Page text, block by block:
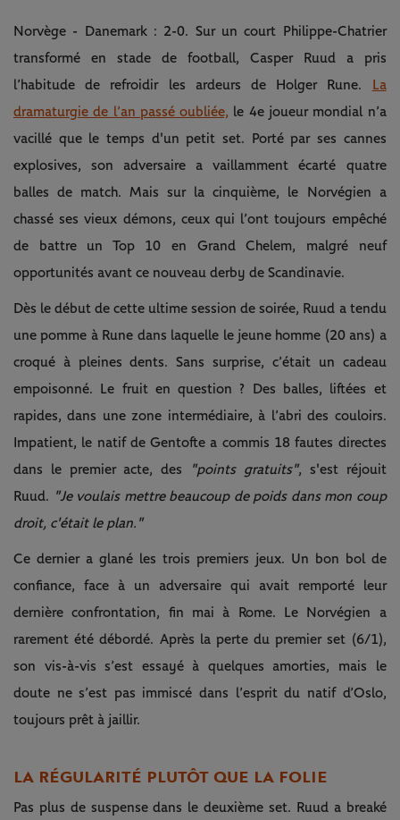
Norvège - Danemark : 2-0. Sur un court Philippe-Chatrier
transformé en stade de football, Casper Ruud a pris
l’habitude de refroidir les ardeurs de Holger Rune.
La
dramaturgie de l’an passé oubliée, le 4e joueur mondial n’a
vacillé que le temps d'un petit set. Porté par ses cannes
explosives, son adversaire a vaillamment écarté quatre
balles de match. Mais sur la cinquième, le Norvégien a
chassé ses vieux démons, ceux qui l’ont toujours empêché
de battre un Top 10 en Grand Chelem, malgré neuf
opportunités avant ce nouveau derby de Scandinavie.
Dès le début de cette ultime session de soirée, Ruud a tendu
une pomme à Rune dans laquelle le jeune homme (20 ans) a
croqué à pleines dents. Sans surprise, c’était un cadeau
empoisonné. Le fruit en question ? Des balles, liftées et
rapides, dans une zone intermédiaire, à l’abri des couloirs.
Impatient, le natif de Gentofte a commis 18 fautes directes
dans le premier acte, des
"points gratuits", s'est réjouit
Ruud. "Je voulais mettre beaucoup de poids dans mon coup
droit, c'était le plan."
Ce dernier a glané les trois premiers jeux. Un bon bol de
confiance, face à un adversaire qui avait remporté leur
dernière confrontation, fin mai à Rome. Le Norvégien a
rarement été débordé. Après la perte du premier set (6/1),
son vis-à-vis s’est essayé à quelques amorties, mais le
doute ne s’est pas immiscé dans l’esprit du natif d’Oslo,
toujours prêt à jaillir.
LA RÉGULARITÉ PLUTÔT QUE LA FOLIE
Pas plus de suspense dans le deuxième set. Ruud a breaké